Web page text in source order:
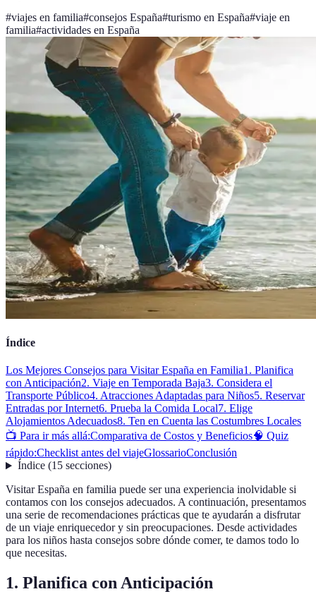
#viajes en familia#consejos España#turismo en España#viaje en
familia#actividades en España
Índice
Los Mejores Consejos para Visitar España en Familia1. Planifica
con Anticipación2. Viaje en Temporada Baja3. Considera el
Transporte Público4. Atracciones Adaptadas para Niños5. Reservar
Entradas por Internet6. Prueba la Comida Local7. Elige
Alojamientos Adecuados8. Ten en Cuenta las Costumbres Locales
📺 Para ir más allá:Comparativa de Costos y Beneficios🧠 Quiz
rápido:Checklist antes del viajeGlossarioConclusión
Índice(15 secciones)
Visitar España en familia puede ser una experiencia inolvidable si
contamos con los consejos adecuados. A continuación, presentamos
una serie de recomendaciones prácticas que te ayudarán a disfrutar
de un viaje enriquecedor y sin preocupaciones. Desde actividades
para los niños hasta consejos sobre dónde comer, te damos todo lo
que necesitas.
1. Planifica con Anticipación